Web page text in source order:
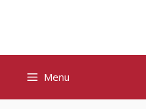
conteúdo
Menu